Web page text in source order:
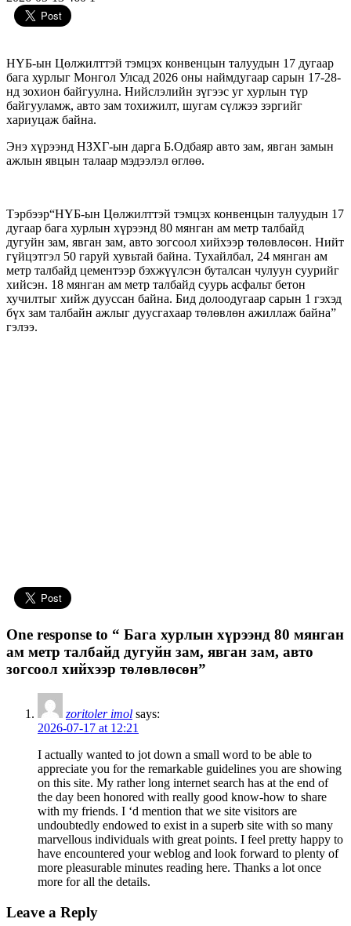
НҮБ-ын Цөлжилттэй тэмцэх конвенцын талуудын 17 дугаар
бага хурлыг Монгол Улсад 2026 оны наймдугаар сарын 17-28-
нд зохион байгуулна. Нийслэлийн зүгээс уг хурлын түр
байгууламж, авто зам тохижилт, шугам сүлжээ зэргийг
хариуцаж байна.
Энэ хүрээнд НЗХГ-ын дарга Б.Одбаяр авто зам, явган замын
ажлын явцын талаар мэдээлэл өглөө.
Тэрбээр“НҮБ-ын Цөлжилттэй тэмцэх конвенцын талуудын 17
дугаар бага хурлын хүрээнд 80 мянган ам метр талбайд
дугуйн зам, явган зам, авто зогсоол хийхээр төлөвлөсөн. Нийт
гүйцэтгэл 50 гаруй хувьтай байна. Тухайлбал, 24 мянган ам
метр талбайд цементээр бэхжүүлсэн буталсан чулуун суурийг
хийсэн. 18 мянган ам метр талбайд суурь асфальт бетон
хучилтыг хийж дууссан байна. Бид долоодугаар сарын 1 гэхэд
бүх зам талбайн ажлыг дуусгахаар төлөвлөн ажиллаж байна”
гэлээ.
One response to “ Бага хурлын хүрээнд 80 мянган
ам метр талбайд дугуйн зам, явган зам, авто
зогсоол хийхээр төлөвлөсөн”
zoritoler imol says:
2026-07-17 at 12:21
I actually wanted to jot down a small word to be able to
appreciate you for the remarkable guidelines you are showing
on this site. My rather long internet search has at the end of
the day been honored with really good know-how to share
with my friends. I ‘d mention that we site visitors are
undoubtedly endowed to exist in a superb site with so many
marvellous individuals with great points. I feel pretty happy to
have encountered your weblog and look forward to plenty of
more pleasurable minutes reading here. Thanks a lot once
more for all the details.
Leave a Reply